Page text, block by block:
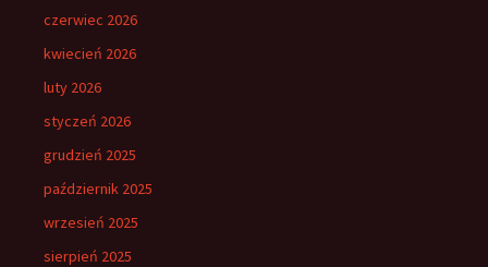
czerwiec 2026
kwiecień 2026
luty 2026
styczeń 2026
grudzień 2025
październik 2025
wrzesień 2025
sierpień 2025